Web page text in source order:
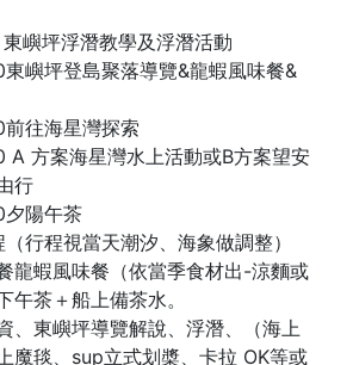
嶼坪浮潛教學及浮潛活動
嶼坪登島聚落導覽&龍蝦風味餐&
往海星灣探索
A 方案海星灣水上活動或B方案望安
行
陽午茶
行程視當天潮汐、海象做調整）
龍蝦風味餐（依當季食材出-涼麵或
午茶＋船上備茶水。
、東嶼坪導覽解說、浮潛、（海上
魔毯、sup立式划槳、卡拉 OK等或